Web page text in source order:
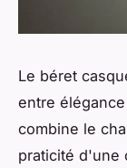
Le béret
entre
combine le
praticité d'une